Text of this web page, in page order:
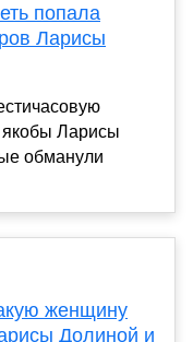
попала
Ларисы
якобы Ларисы
обманули
женщину
Долиной и